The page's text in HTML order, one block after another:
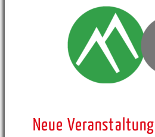
Neue